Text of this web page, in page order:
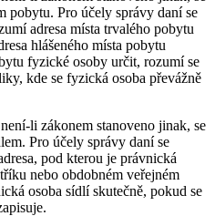
pobytu. Pro účely správy daní se
adresa místa trvalého pobytu
hlášeného místa pobytu
fyzické osoby určit, rozumí se
kde se fyzická osoba převážně
li zákonem stanoveno jinak, se
Pro účely správy daní se
pod kterou je právnická
nebo obdobném veřejném
osoba sídlí skutečně, pokud se